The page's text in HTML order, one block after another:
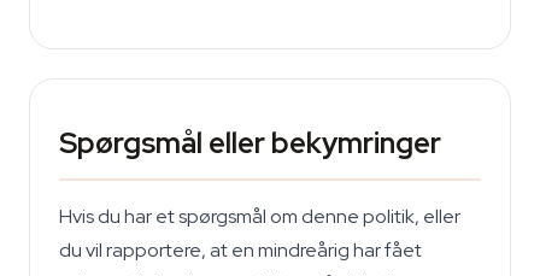
Spørgsmål eller bekymringer
Hvis du har et spørgsmål om denne politik, eller
du vil rapportere, at en mindreårig har fået